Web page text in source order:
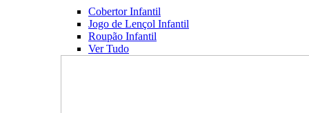
Cobertor Infantil
Jogo de Lençol Infantil
Roupão Infantil
Ver Tudo